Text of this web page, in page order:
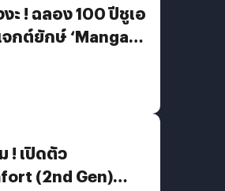
ะ ! ฉลอง 100 ปีชูเอ
จกต์ยักษ์ ‘Manga
ย
! เปิดตัว
(2nd Gen)